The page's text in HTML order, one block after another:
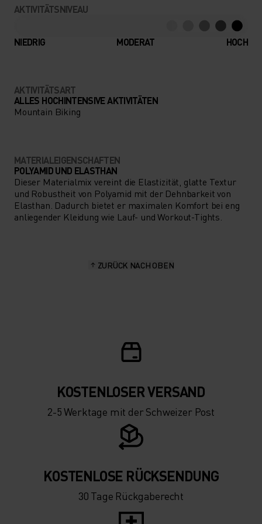
AKTIVITÄTSNIVEAU
NIEDRIG MODERAT HOCH
AKTIVITÄTSART
ALLES HOCHINTENSIVE AKTIVITÄTEN
Mountain Biking
MATERIALEIGENSCHAFTEN
POLYAMID UND ELASTHAN
Dieser Materialmix vereint die Elastizität, glatte Textur
und Robustheit von Polyamid mit der Dehnbarkeit von
Elasthan. Dadurch bietet er maximalen Komfort bei eng
anliegender Kleidung wie Lauf- und Workout-Tights.
ZURÜCK NACH OBEN
KOSTENLOSER VERSAND
2-5 Werktage mit der Schweizer Post
KOSTENLOSE RÜCKSENDUNG
30 Tage Rückgaberecht